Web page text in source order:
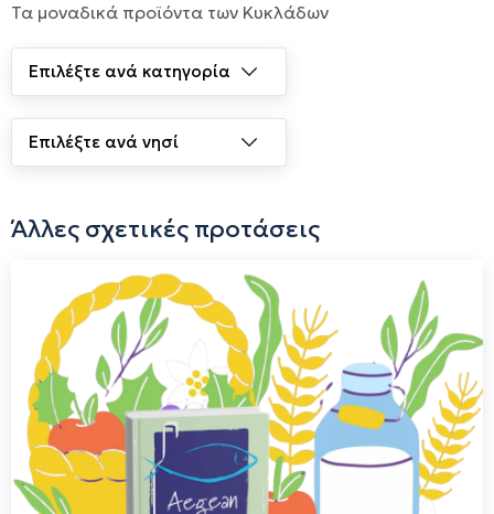
Τα μοναδικά προϊόντα των Κυκλάδων
Άλλες σχετικές προτάσεις